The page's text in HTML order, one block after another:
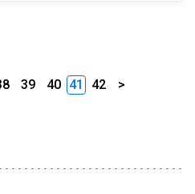
39 40 41 42 >